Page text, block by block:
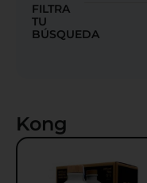
FILTRA
TU
BÚSQUEDA
Kong